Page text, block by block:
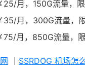
25/月，150G流量，
35/月，300G流量，
75/月，850G流量，
SSRDOG 机场怎